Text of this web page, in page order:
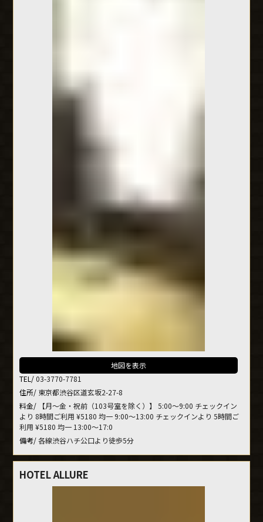
地図を表示
TEL/03-3770-7781
住所/ 東京都渋谷区道玄坂2-27-8
料金/ 【月～金・祝前（103号室を除く）】 5:00～9:00 チェックイン
より 8時間ご利用 ¥5180 均一 9:00～13:00 チェックインより 5時間ご
利用 ¥5180 均一 13:00～17:0
備考/各線渋谷ハチ公口より徒歩5分
HOTEL ALLURE